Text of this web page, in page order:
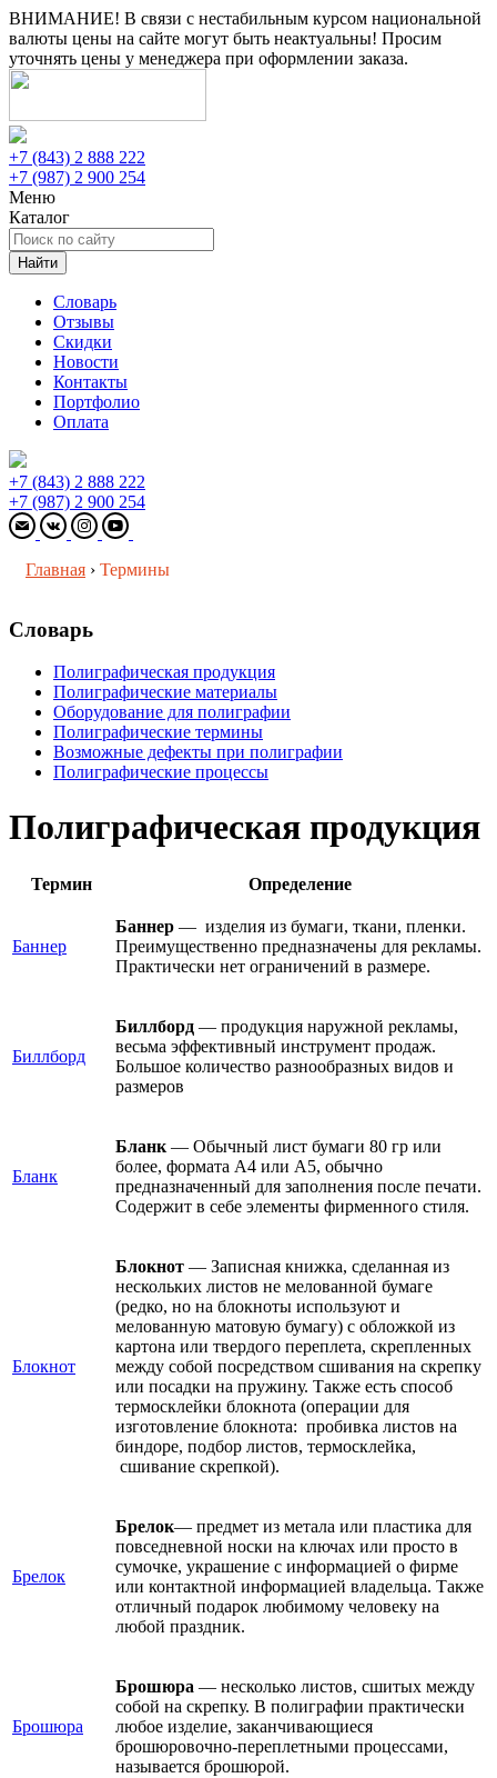
ВНИМАНИЕ! В связи с нестабильным курсом национальной
валюты цены на сайте могут быть неактуальны! Просим
уточнять цены у менеджера при оформлении заказа.
+7 (843) 2 888 222
+7 (987) 2 900 254
Меню
Каталог
Найти
Словарь
Отзывы
Скидки
Новости
Контакты
Портфолио
Оплата
+7 (843) 2 888 222
+7 (987) 2 900 254
Главная › Термины
Словарь
Полиграфическая продукция
Полиграфические материалы
Оборудование для полиграфии
Полиграфические термины
Возможные дефекты при полиграфии
Полиграфические процессы
Полиграфическая продукция
Термин Определение
Баннер
Баннер — изделия из бумаги, ткани, пленки.
Преимущественно предназначены для рекламы.
Практически нет ограничений в размере.
Биллборд
Биллборд — продукция наружной рекламы,
весьма эффективный инструмент продаж.
Большое количество разнообразных видов и
размеров
Бланк
Бланк — Обычный лист бумаги 80 гр или
более, формата А4 или А5, обычно
предназначенный для заполнения после печати.
Содержит в себе элементы фирменного стиля.
Блокнот
Блокнот — Записная книжка, сделанная из
нескольких листов не мелованной бумаге
(редко, но на блокноты используют и
мелованную матовую бумагу) с обложкой из
картона или твердого переплета, скрепленных
между собой посредством сшивания на скрепку
или посадки на пружину. Также есть способ
термосклейки блокнота (операции для
изготовление блокнота: пробивка листов на
биндоре, подбор листов, термосклейка,
сшивание скрепкой).
Брелок
Брелок— предмет из метала или пластика для
повседневной носки на ключах или просто в
сумочке, украшение с информацией о фирме
или контактной информацией владельца. Также
отличный подарок любимому человеку на
любой праздник.
Брошюра
Брошюра — несколько листов, сшитых между
собой на скрепку. В полиграфии практически
любое изделие, заканчивающиеся
брошюровочно-переплетными процессами,
называется брошюрой.